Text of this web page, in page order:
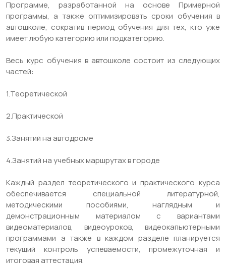
Программе, разработанной на основе Примерной
программы, а также оптимизировать сроки обучения в
автошколе, сократив период обучения для тех, кто уже
имеет любую категорию или подкатегорию.
Весь курс обучения в автошколе состоит из следующих
частей:
1.Теоретической
2.Практической
3.Занятий на автодроме
4.Занятий на учебных маршрутах в городе
Каждый раздел теоретического и практического курса
обеспечивается специальной литературной,
методическими пособиями, наглядным и
демонстрационным материалом с вариантами
видеоматериалов, видеоуроков, видеокапьютерными
программами а также в каждом разделе планируется
текущий контроль успеваемости, промежуточная и
итоговая аттестация.